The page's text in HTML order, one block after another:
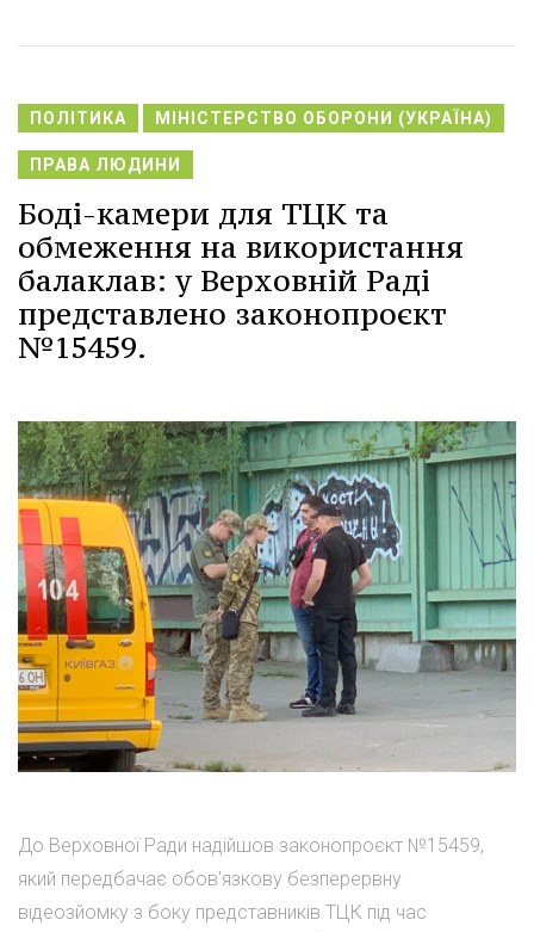
ПОЛІТИКА МІНІСТЕРСТВО ОБОРОНИ (УКРАЇНА)
ПРАВА ЛЮДИНИ
Боді-камери для ТЦК та
обмеження на використання
балаклав: у Верховній Раді
представлено законопроєкт
№15459.
До Верховної Ради надійшов законопроєкт №15459,
який передбачає обов'язкову безперервну
відеозйомку з боку представників ТЦК під час